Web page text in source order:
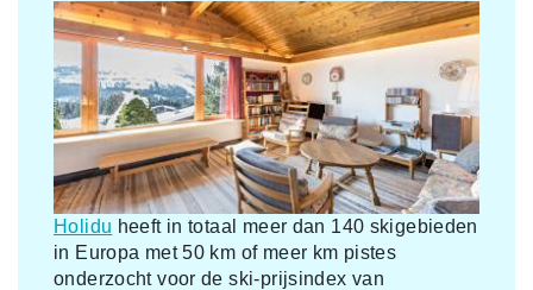
Holidu heeft in totaal meer dan 140 skigebieden
in Europa met 50 km of meer km pistes
onderzocht voor de ski-prijsindex van